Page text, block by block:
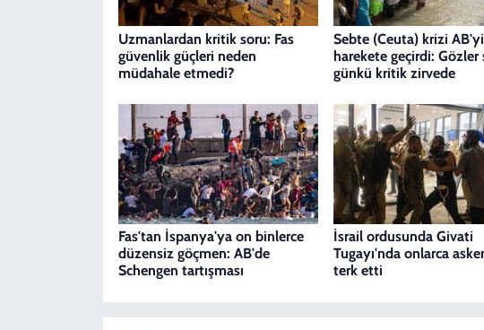
Uzmanlardan kritik soru: Fas
güvenlik güçleri neden
müdahale etmedi?
Sebte (Ceuta) krizi AB'yi
harekete geçirdi: Gözler
günkü kritik zirvede
Fas'tan İspanya'ya on binlerce
düzensiz göçmen: AB'de
Schengen tartışması
İsrail ordusunda Givati
Tugayı'nda onlarca
terk etti